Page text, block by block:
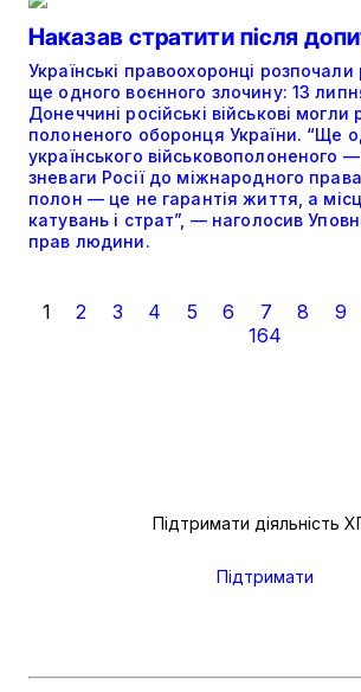
Наказав стратити після
Українські правоохоронці розпочали
ще одного воєнного злочину: 13
Донеччині російські військові могли
полоненого оборонця України. “Ще
українського військовополоненого
зневаги Росії до міжнародного
полон — це не гарантія життя, а
катувань і страт”, — наголосив
прав людини.
1 2 3 4 5 6 7 8 9
164
Підтримати діяльність
Підтримати